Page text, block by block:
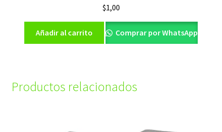
$1,00
Añadir al carrito Comprar por WhatsApp
Productos relacionados